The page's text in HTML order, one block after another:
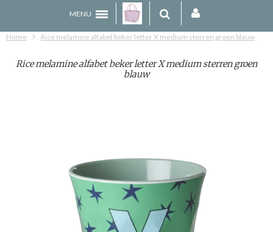
MENU
Home Rice melamine alfabet beker letter X medium sterren groen blauw
Rice melamine alfabet beker letter X medium sterren groen
blauw